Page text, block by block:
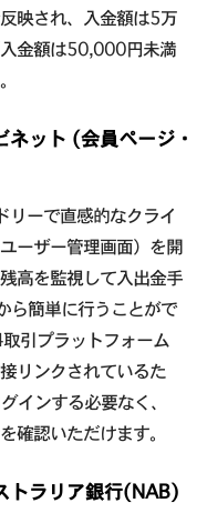
映され、入金額は5万
金額は50,000円未満
ット (会員ページ・
リーで直感的なクライ
ーザー管理画面）を開
高を監視して入出金手
ら簡単に行うことがで
引プラットフォーム
リンクされているた
インする必要なく、
確認いただけます。
トラリア銀行(NAB)